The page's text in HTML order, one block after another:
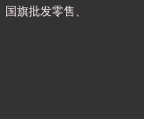
国旗批发零售、